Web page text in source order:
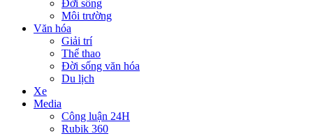
Đời sống
Môi trường
Văn hóa
Giải trí
Thể thao
Đời sống văn hóa
Du lịch
Xe
Media
Công luận 24H
Rubik 360